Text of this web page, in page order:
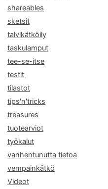
shareables
sketsit
talvikätköily
taskulamput
tee-se-itse
testit
tilastot
tips'n'tricks
treasures
tuotearviot
työkalut
vanhentunutta tietoa
vempainkätkö
Videot